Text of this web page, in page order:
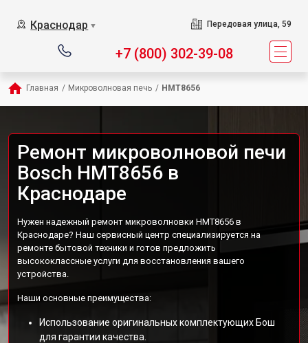
Краснодар ▼ Передовая улица, 59
+7 (800) 302-39-08
Главная / Микроволновая печь / HMT8656
Ремонт микроволновой печи
Bosch HMT8656 в
Краснодаре
Нужен надежный ремонт микроволновки HMT8656 в
Краснодаре? Наш сервисный центр специализируется на
ремонте бытовой техники и готов предложить
высококлассные услуги для восстановления вашего
устройства.
Наши основные преимущества:
Использование оригинальных комплектующих Бош
для гарантии качества.